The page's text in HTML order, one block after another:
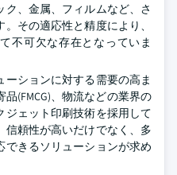
、金属、フィルムなど、さ
その適応性と精度により、
不可欠な存在となっていま
ションに対する需要の高ま
(FMCG)、物流などの業界の
ジェット印刷技術を採用して
信頼性が高いだけでなく、多
きるソリューションが求め